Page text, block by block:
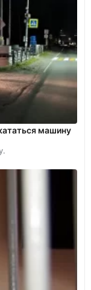
машину